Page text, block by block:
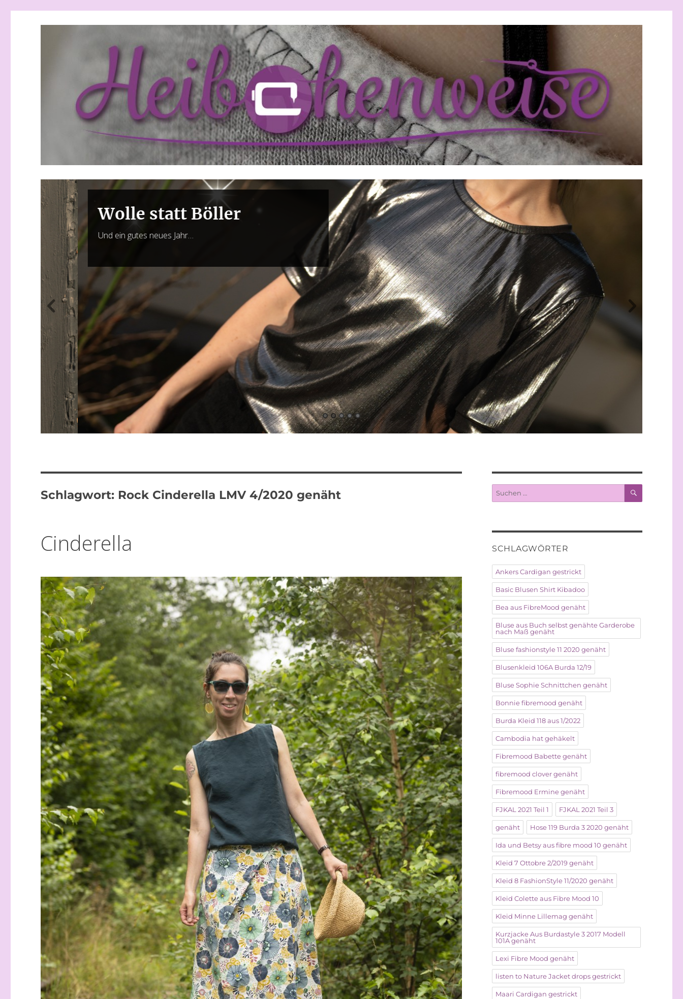
Wolle statt Böller
Und ein gutes neues Jahr…
Schlagwort: Rock Cinderella LMV 4/2020 genäht
Cinderella
Suche
nach:
SUCHEN
SCHLAGWÖRTER
Ankers Cardigan gestrickt
Basic Blusen Shirt Kibadoo
Bea aus FibreMood genäht
Bluse aus Buch selbst genähte Garderobe
nach Maß genäht
Bluse fashionstyle 11 2020 genäht
Blusenkleid 106A Burda 12/19
Bluse Sophie Schnittchen genäht
Bonnie fibremood genäht
Burda Kleid 118 aus 1/2022
Cambodia hat gehäkelt
Fibremood Babette genäht
fibremood clover genäht
Fibremood Ermine genäht
FJKAL 2021 Teil 1 FJKAL 2021 Teil 3
genäht Hose 119 Burda 3 2020 genäht
Ida und Betsy aus fibre mood 10 genäht
Kleid 7 Ottobre 2/2019 genäht
Kleid 8 FashionStyle 11/2020 genäht
Kleid Colette aus Fibre Mood 10
Kleid Minne Lillemag genäht
Kurzjacke Aus Burdastyle 3 2017 Modell
101A genäht
Lexi Fibre Mood genäht
listen to Nature Jacket drops gestrickt
Maari Cardigan gestrickt